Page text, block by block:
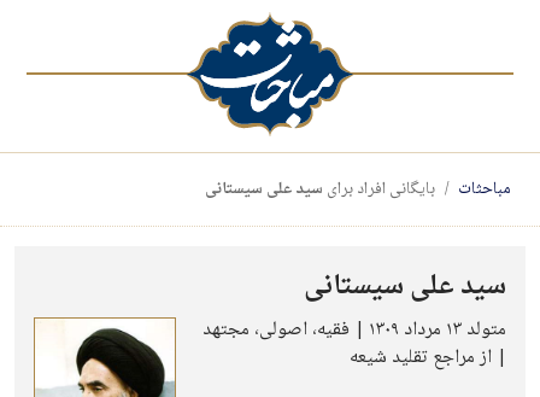
مباحثات بایگانی افراد برای سید علی سیستانی
سید علی سیستانی
متولد ۱۳ مرداد ۱۳۰۹ | فقیه، اصولی، مجتهد
| از مراجع تقلید شیعه